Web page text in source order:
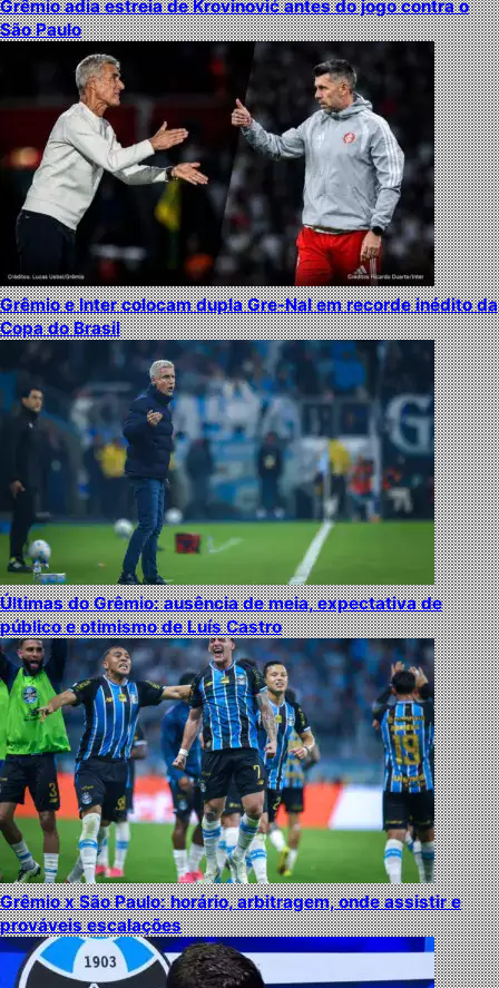
Grêmio adia estreia de Krovinović antes do jogo contra o
São Paulo
Grêmio e Inter colocam dupla Gre-Nal em recorde inédito da
Copa do Brasil
Últimas do Grêmio: ausência de meia, expectativa de
público e otimismo de Luís Castro
Grêmio x São Paulo: horário, arbitragem, onde assistir e
prováveis escalações